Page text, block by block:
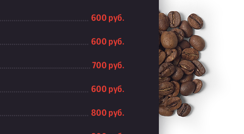
600 руб.
600 руб.
700 руб.
600 руб.
800 руб.